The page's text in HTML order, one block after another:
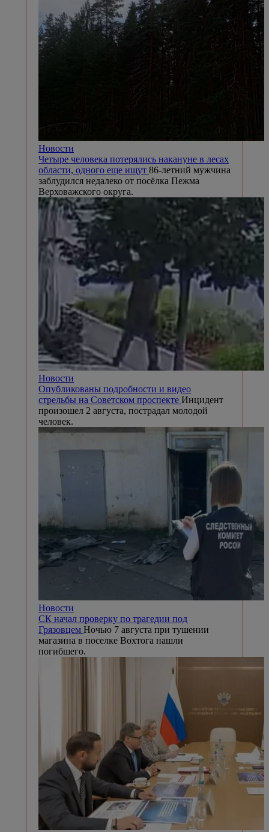
Новости
Четыре человека потерялись накануне в лесах
области, одного еще ищут 86-летний мужчина
заблудился недалеко от посёлка Пежма
Верховажского округа.
Новости
Опубликованы подробности и видео
стрельбы на Советском проспекте Инцидент
произошел 2 августа, пострадал молодой
человек.
Новости
СК начал проверку по трагедии под
Грязовцем Ночью 7 августа при тушении
магазина в поселке Вохтога нашли
погибшего.